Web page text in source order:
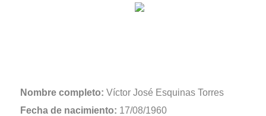
Nombre completo: Víctor José Esquinas Torres
Fecha de nacimiento: 17/08/1960